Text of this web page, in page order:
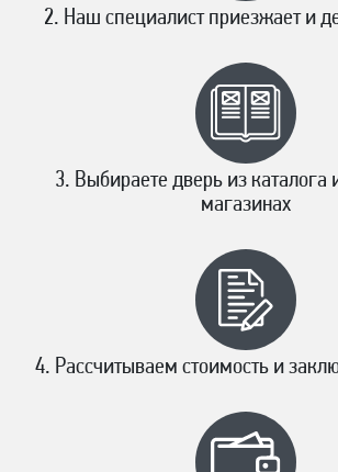
Наш специалист приезжает и
Выбираете дверь из каталога
магазинах
Рассчитываем стоимость и